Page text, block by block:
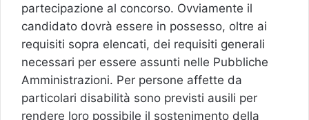
partecipazione al concorso. Ovviamente il
candidato dovrà essere in possesso, oltre ai
requisiti sopra elencati, dei requisiti generali
necessari per essere assunti nelle Pubbliche
Amministrazioni. Per persone affette da
particolari disabilità sono previsti ausili per
rendere loro possibile il sostenimento della